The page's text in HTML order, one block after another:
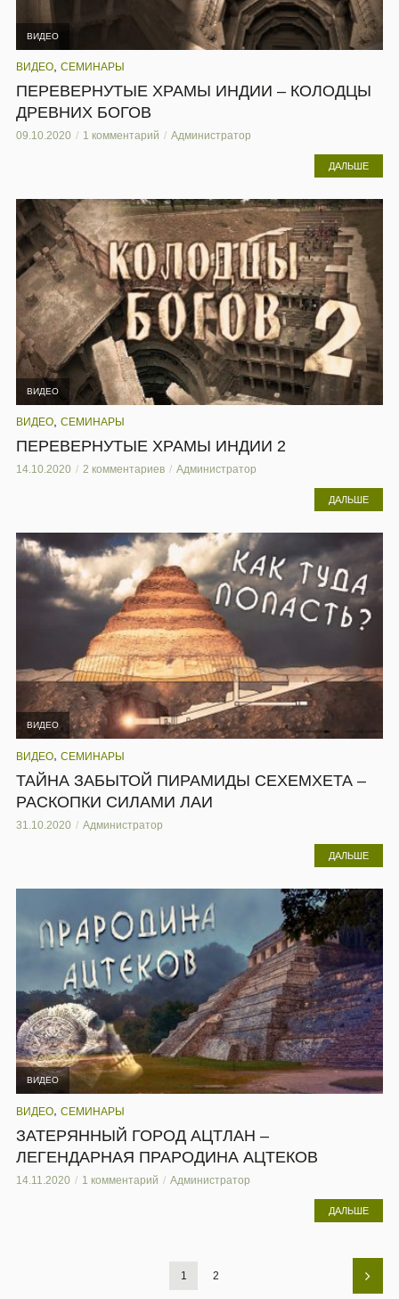
ВИДЕО
ВИДЕО СЕМИНАРЫ
ПЕРЕВЕРНУТЫЕ ХРАМЫ ИНДИИ – КОЛОДЦЫ
ДРЕВНИХ БОГОВ
09.10.2020 1 комментарий Администратор
ДАЛЬШЕ
ВИДЕО
ВИДЕО СЕМИНАРЫ
ПЕРЕВЕРНУТЫЕ ХРАМЫ ИНДИИ 2
14.10.2020 2 комментариев Администратор
ДАЛЬШЕ
ВИДЕО
ВИДЕО, СЕМИНАРЫ
ТАЙНА ЗАБЫТОЙ ПИРАМИДЫ СЕХЕМХЕТА –
РАСКОПКИ СИЛАМИ ЛАИ
31.10.2020 Администратор
ДАЛЬШЕ
ВИДЕО
ВИДЕО, СЕМИНАРЫ
ЗАТЕРЯННЫЙ ГОРОД АЦТЛАН –
ЛЕГЕНДАРНАЯ ПРАРОДИНА АЦТЕКОВ
14.11.2020 1 комментарий Администратор
ДАЛЬШЕ
1 2